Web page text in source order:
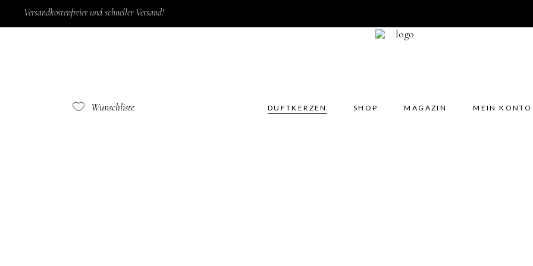
Versandkostenfreier und schneller Versand!
Wunschliste DUFTKERZEN SHOP MAGAZIN MEIN KONTO